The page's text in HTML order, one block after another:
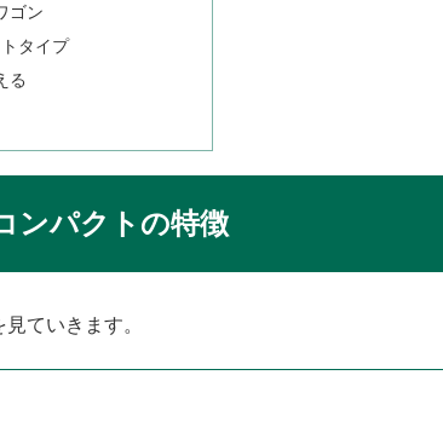
ゴン
タイプ
る
ンパクトの特徴
ていきます。